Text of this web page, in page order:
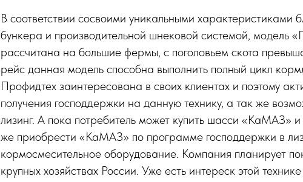
В соответствии сосвоими уникальными характеристиками
бункера и производительной шнековой системой,
рассчитана на большие фермы, с поголовьем скота
рейс данная модель способна выполнить полный цикл
Профидтех заинтересована в своих клиентах и поэтому
получения господдержки на данную технику, а так же
лизинг. А пока потребитель может купить шасси «КаМАЗ»
же приобрести «КаМАЗ» по программе господдержки в
кормосмесительное оборудование. Компания планирует
крупных хозяйствах России. Уже есть интереск этой